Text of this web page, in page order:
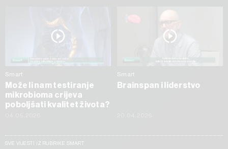
Smart
Može li nam testiranje
mikrobioma crijeva
poboljšati kvalitet života?
Smart
Brainspan i liderstvo
SVE VIJESTI IZ RUBRIKE SMART